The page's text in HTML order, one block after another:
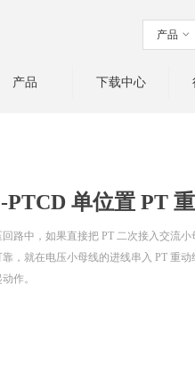
产品 下载中心
产品 ꀁ
PTCD 单位置 PT
路中，如果直接把 PT 二次接入交流小
靠，就在电压小母线的进线串入 PT 重
作。